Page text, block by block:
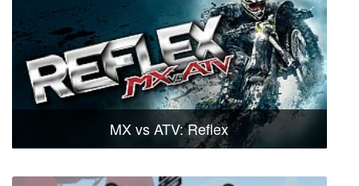
MX vs ATV: Reflex